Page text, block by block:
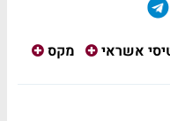
אשראי
מקס